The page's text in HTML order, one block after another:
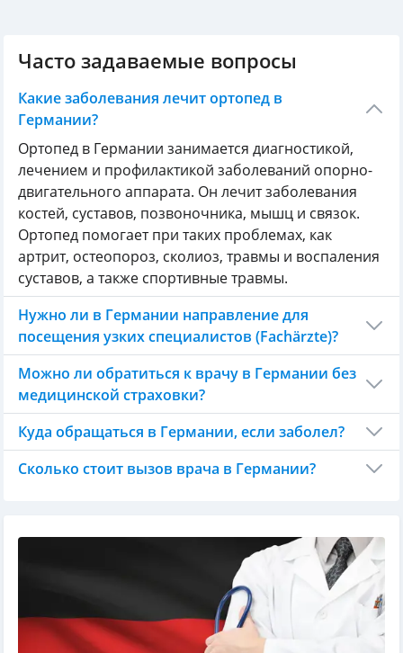
Часто задаваемые вопросы
Какие заболевания лечит ортопед в
Германии?
Ортопед в Германии занимается диагностикой,
лечением и профилактикой заболеваний опорно-
двигательного аппарата. Он лечит заболевания
костей, суставов, позвоночника, мышц и связок.
Ортопед помогает при таких проблемах, как
артрит, остеопороз, сколиоз, травмы и воспаления
суставов, а также спортивные травмы.
Нужно ли в Германии направление для
посещения узких специалистов (Fachärzte)?
Можно ли обратиться к врачу в Германии без
медицинской страховки?
Куда обращаться в Германии, если заболел?
Сколько стоит вызов врача в Германии?